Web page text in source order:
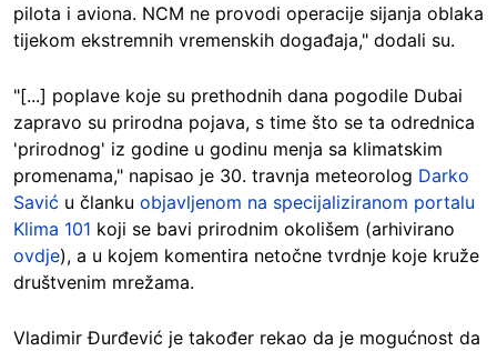
pilota i aviona. NCM ne provodi operacije sijanja oblaka
tijekom ekstremnih vremenskih događaja," dodali su.
"[...] poplave koje su prethodnih dana pogodile Dubai
zapravo su prirodna pojava, s time što se ta odrednica
'prirodnog' iz godine u godinu menja sa klimatskim
promenama," napisao je 30. travnja meteorolog Darko
Savić u članku objavljenom na specijaliziranom portalu
Klima 101 koji se bavi prirodnim okolišem (arhivirano
ovdje), a u kojem komentira netočne tvrdnje koje kruže
društvenim mrežama.
Vladimir Đurđević je također rekao da je mogućnost da